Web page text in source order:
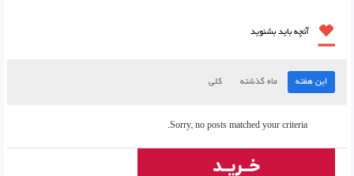
آنچه باید بشنوید
این هفته ماه گذشته کلی
Sorry, no posts matched your criteria.